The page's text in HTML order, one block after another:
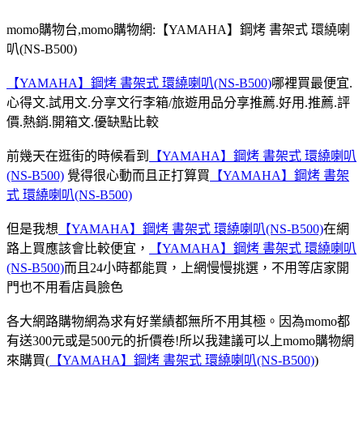
momo購物台,momo購物網:【YAMAHA】鋼烤 書架式 環繞喇
叭(NS-B500)
【YAMAHA】鋼烤 書架式 環繞喇叭(NS-B500)哪裡買最便宜.
心得文.試用文.分享文行李箱/旅遊用品分享推薦.好用.推薦.評
價.熱銷.開箱文.優缺點比較
前幾天在逛街的時候看到
【YAMAHA】鋼烤 書架式 環繞喇叭
(NS-B500) 覺得很心動而且正打算買 【YAMAHA】鋼烤 書架
式 環繞喇叭(NS-B500)
但是我想 【YAMAHA】鋼烤 書架式 環繞喇叭(NS-B500)在網
路上買應該會比較便宜，
【YAMAHA】鋼烤 書架式 環繞喇叭
(NS-B500)而且24小時都能買，上網慢慢挑選，不用等店家開
門也不用看店員臉色
各大網路購物網為求有好業績都無所不用其極。因為momo都
有送300元或是500元的折價卷!所以我建議可以上momo購物網
來購買( 【YAMAHA】鋼烤 書架式 環繞喇叭(NS-B500))